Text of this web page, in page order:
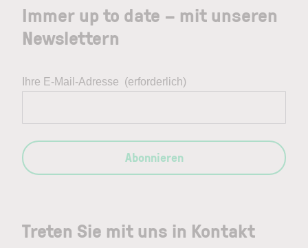
Treten Sie mit uns in Kontakt
Immer up to date – mit unseren
Newslettern
Ihre E-Mail-Adresse (erforderlich)
Abonnieren